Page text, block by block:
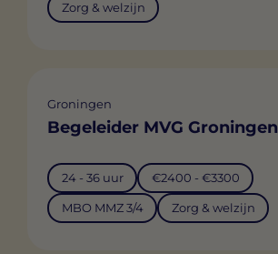
Zorg & welzijn
Groningen
Begeleider MVG Groningen
24 - 36 uur €2400 - €3300
MBO MMZ 3/4 Zorg & welzijn